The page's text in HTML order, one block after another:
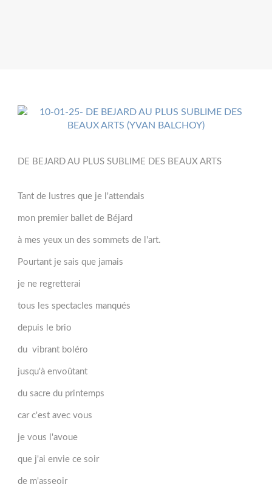
DE BEJARD AU PLUS SUBLIME DES BEAUX ARTS
Tant de lustres que je l'attendais
mon premier ballet de Béjard
à mes yeux un des sommets de l'art.
Pourtant je sais que jamais
je ne regretterai
tous les spectacles manqués
depuis le brio
du vibrant boléro
jusqu'à envoûtant
du sacre du printemps
car c'est avec vous
je vous l'avoue
que j'ai envie ce soir
de m'asseoir